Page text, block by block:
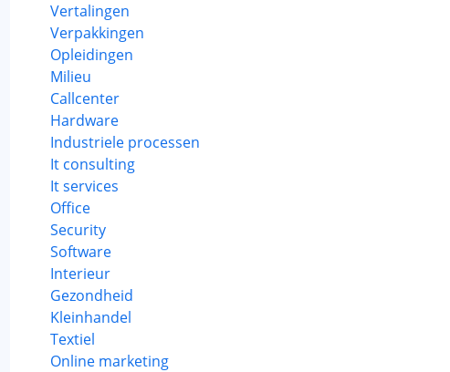
Vertalingen
Verpakkingen
Opleidingen
Milieu
Callcenter
Hardware
Industriele processen
It consulting
It services
Office
Security
Software
Interieur
Gezondheid
Kleinhandel
Textiel
Online marketing